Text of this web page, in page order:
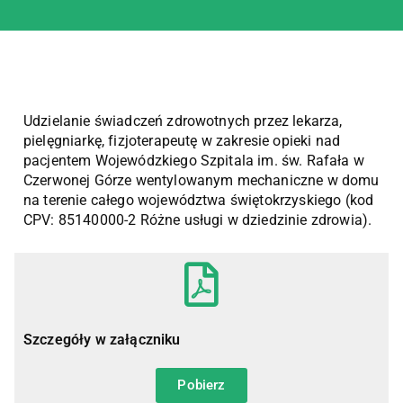
Udzielanie świadczeń zdrowotnych przez lekarza,
pielęgniarkę, fizjoterapeutę w zakresie opieki nad
pacjentem Wojewódzkiego Szpitala im. św. Rafała w
Czerwonej Górze wentylowanym mechaniczne w domu
na terenie całego województwa świętokrzyskiego (kod
CPV: 85140000-2 Różne usługi w dziedzinie zdrowia).
Szczegóły w załączniku
Pobierz